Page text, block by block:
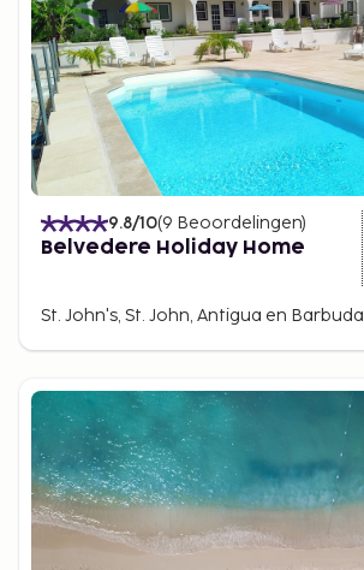
9.8/10(9 Beoordelingen)
Belvedere Holiday Home
St. John's, St. John, Antigua en Barbuda